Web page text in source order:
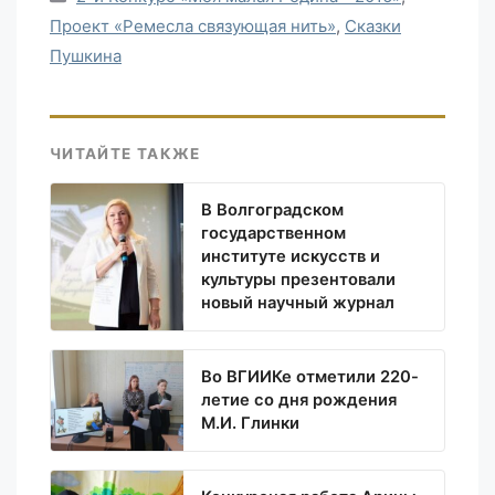
Проект «Ремесла связующая нить», Сказки
Пушкина
ЧИТАЙТЕ ТАКЖЕ
В Волгоградском
государственном
институте искусств и
культуры презентовали
новый научный журнал
Во ВГИИКе отметили 220-
летие со дня рождения
М.И. Глинки